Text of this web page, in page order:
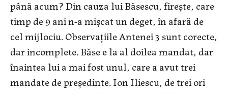
până acum? Din cauza lui Băsescu, firește, care
timp de 9 ani n-a mișcat un deget, în afară de
cel mijlociu. Observațiile Antenei 3 sunt corecte,
dar incomplete. Băse e la al doilea mandat, dar
înaintea lui a mai fost unul, care a avut trei
mandate de președinte. Ion Iliescu, de trei ori